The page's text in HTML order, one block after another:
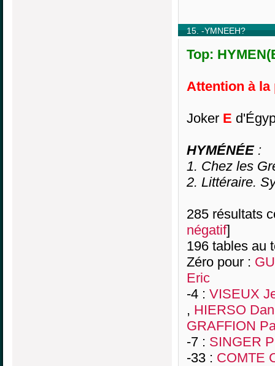
15. -YMNEEH?
Top:
Attention à la
Joker E
HYMÉNÉE:
1. Chez les
2. Littéraire.
285 résultats
négatif]
196 tables au
Zéro pour :
Eric
-4 : VISEUX
, HIERSO
GRAFFION
-7 : SINGER
-33 : COMTE